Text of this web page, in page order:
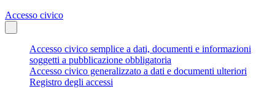
Accesso civico
Accesso civico semplice a dati, documenti e informazioni
soggetti a pubblicazione obbligatoria
Accesso civico generalizzato a dati e documenti ulteriori
Registro degli accessi